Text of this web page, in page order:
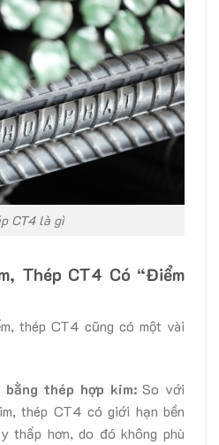
CT4 là gì
Thép CT4 Có “Điểm
thép CT4 cũng có một vài
thép hợp kim:So với
thép CT4 có giới hạn bền
thấp hơn, do đó không phù